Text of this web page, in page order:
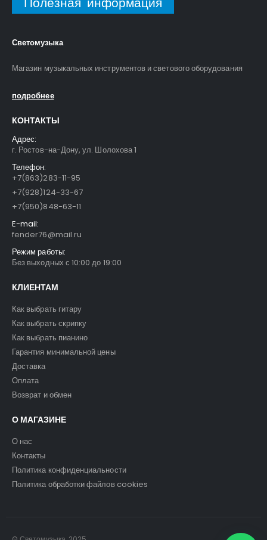
Светомузыка
Магазин музыкальных инструментов и светового оборудования
подробнее
КОНТАКТЫ
Адрес:
г. Ростов-на-Дону, ул. Шолохова 1
Телефон:
+7(863)283-11-95
+7(928)124-33-67
+7(950)848-63-11
E-mail:
fender76@mail.ru
Режим работы:
Без выходных с 10:00 до 19:00
КЛИЕНТАМ
Как выбрать гитару
Как выбрать скрипку
Как выбрать пианино
Гарантия минимальной цены
Доставка
Оплата
Возврат и обмен
О МАГАЗИНЕ
О нас
Контакты
Политика конфиденциальности
Политика обработки файлов cookies